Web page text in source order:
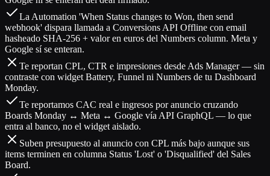
La Automation 'When Status changes to Won, then send
webhook' dispara llamada a Conversions API Offline con email
hasheado SHA-256 + valor en euros del Numbers column. Meta y
Google sí se enteran.
Te reportan CPL, CTR e impresiones desde Ads Manager — sin
contraste con widget Battery, Funnel ni Numbers de tu Dashboard
Monday.
Te reportamos CAC real e ingresos por anuncio cruzando
Boards Monday ↔ Meta ↔ Google vía API GraphQL — lo que
entra al banco, no el widget aislado.
Suben presupuesto al anuncio con CPL más bajo aunque sus
items terminen en columna Status 'Lost' o 'Disqualified' del Sales
Board.